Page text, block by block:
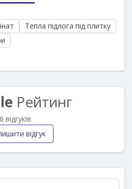
Тепла підлога під плитку
Рейтинг
відгуків
відгук